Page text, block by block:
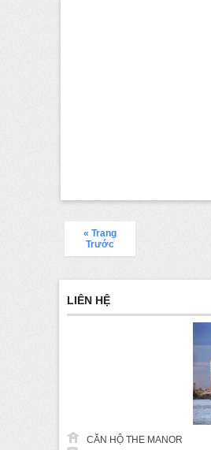
« Trang
Trước
LIÊN HỆ
CĂN HỘ THE MANOR